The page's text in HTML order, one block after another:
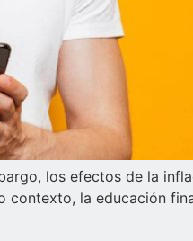
los efectos de la
la educación